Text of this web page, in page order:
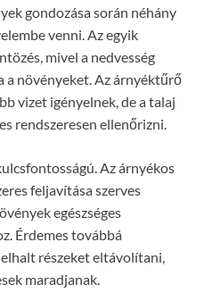
gondozása során néhány
venni. Az egyik
mivel a nedvesség
a növényeket. Az árnyéktűrő
vizet igényelnek, de a talaj
rendszeresen ellenőrizni.
Az árnyékos
feljavítása szerves
egészséges
Érdemes továbbá
részeket eltávolítani,
maradjanak.